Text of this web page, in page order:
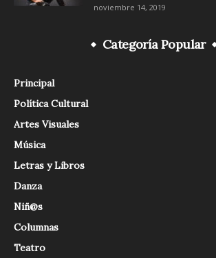
noviembre 14, 2019
Categoría Popular
Principal
Política Cultural
Artes Visuales
Música
Letras y Libros
Danza
Niñ@s
Columnas
Teatro